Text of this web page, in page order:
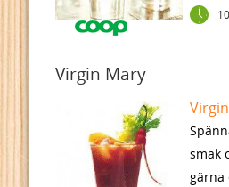
Virgin Mary
smak
gärna